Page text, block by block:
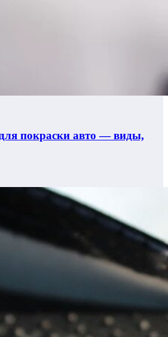
покраски авто — виды,